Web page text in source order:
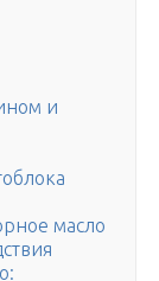
и
масло